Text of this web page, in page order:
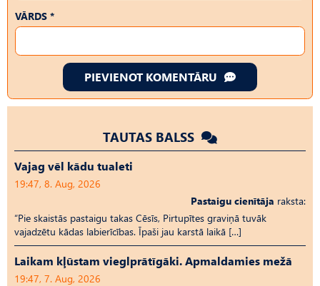
VĀRDS *
PIEVIENOT KOMENTĀRU
TAUTAS BALSS
Vajag vēl kādu tualeti
19:47, 8. Aug, 2026
Pastaigu cienītāja raksta:
“Pie skaistās pastaigu takas Cēsīs, Pirtupītes graviņā tuvāk
vajadzētu kādas labierīcības. Īpaši jau karstā laikā […]
Laikam kļūstam vieglprātīgāki. Apmaldamies mežā
19:47, 7. Aug, 2026